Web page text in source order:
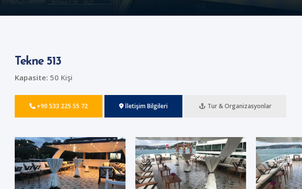
Tekne 513
Kapasite: 50 Kişi
+90 533 225 55 72 İletişim Bilgileri Tur & Organizasyonlar